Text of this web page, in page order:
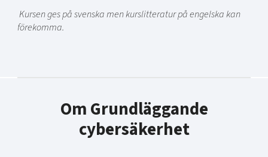
Kursen ges på svenska men kurslitteratur på engelska kan
förekomma.
Om Grundläggande
cybersäkerhet